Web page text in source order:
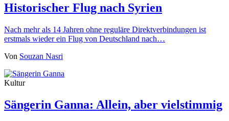
Historischer Flug nach Syrien
Nach mehr als 14 Jahren ohne reguläre Direktverbindungen ist
erstmals wieder ein Flug von Deutschland nach…
Von Souzan Nasri
Kultur
Sängerin Ganna: Allein, aber vielstimmig